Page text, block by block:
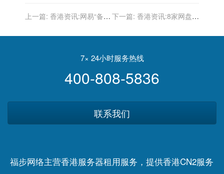
上一篇: 香港资讯:网易“备
下一篇: 香港资讯:8家网盘企
出“无差别速率”产品
7× 24小时服务热线
400-808-5836
联系我们
福步网络主营香港服务器租用服务，提供香港CN2服务